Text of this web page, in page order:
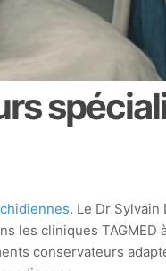
. Le Dr
les cliniques
conservateurs